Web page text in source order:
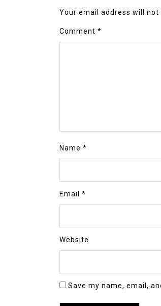
Your email address will not
Comment *
Name *
Email *
Website
Save my name, email,